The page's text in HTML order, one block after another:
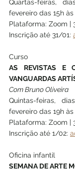
Quartas-feiras,
fevereiro das 15h às
Plataforma: Zoom |
Inscrição até 31/01:
Curso
AS REVISTAS E
VANGUARDAS
Com Bruno Oliveira
Quintas-feiras,
fevereiro das 19h às
Plataforma: Zoom |
Inscrição até 1/02:
Oficina infantil
SEMANA DE ARTE